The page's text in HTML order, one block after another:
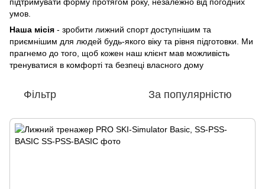
умов.
Наша місія - зробити лижний спорт доступнішим та
приємнішим для людей будь-якого віку та рівня підготовки. Ми
прагнемо до того, щоб кожен наш клієнт мав можливість
тренуватися в комфорті та безпеці власного дому
Фільтр За популярністю